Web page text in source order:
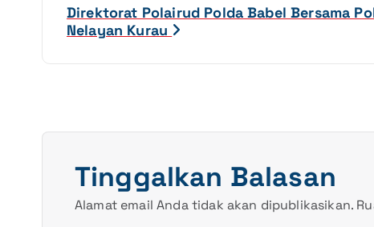
a
Direktorat Polairud Polda Babel Bersama
Nelayan Kurau
Tinggalkan Balasan
Alamat email Anda tidak akan dipublikasikan.